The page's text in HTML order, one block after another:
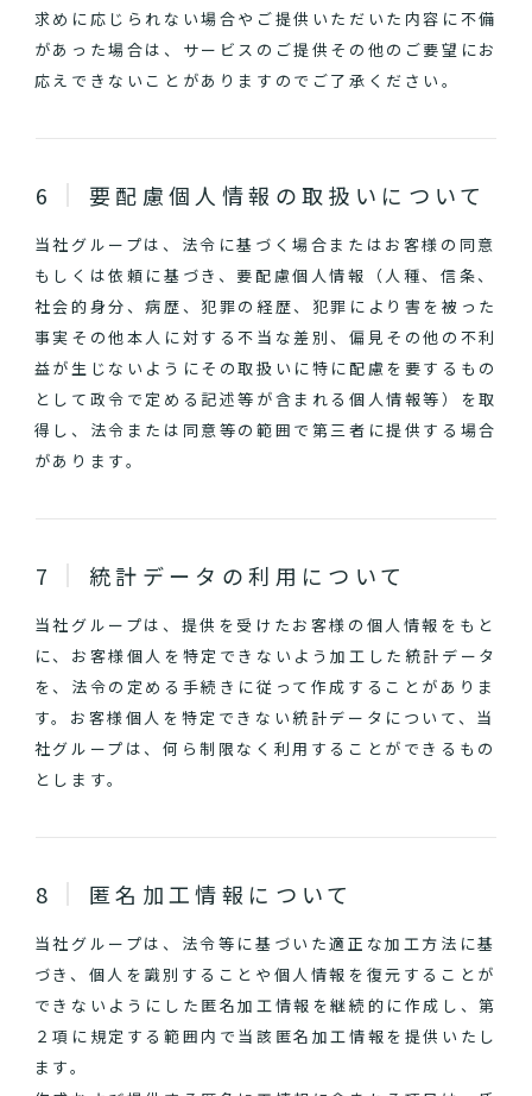
求めに応じられない場合やご提供いただいた内容に不備
があった場合は、サービスのご提供その他のご要望にお
応えできないことがありますのでご了承ください。
要配慮個人情報の取扱いについて
当社グループは、法令に基づく場合またはお客様の同意
もしくは依頼に基づき、要配慮個人情報（人種、信条、
社会的身分、病歴、犯罪の経歴、犯罪により害を被った
事実その他本人に対する不当な差別、偏見その他の不利
益が生じないようにその取扱いに特に配慮を要するもの
として政令で定める記述等が含まれる個人情報等）を取
得し、法令または同意等の範囲で第三者に提供する場合
があります。
統計データの利用について
当社グループは、提供を受けたお客様の個人情報をもと
に、お客様個人を特定できないよう加工した統計データ
を、法令の定める手続きに従って作成することがありま
す。お客様個人を特定できない統計データについて、当
社グループは、何ら制限なく利用することができるもの
とします。
匿名加工情報について
当社グループは、法令等に基づいた適正な加工方法に基
づき、個人を識別することや個人情報を復元することが
できないようにした匿名加工情報を継続的に作成し、第
２項に規定する範囲内で当該匿名加工情報を提供いたし
ます。